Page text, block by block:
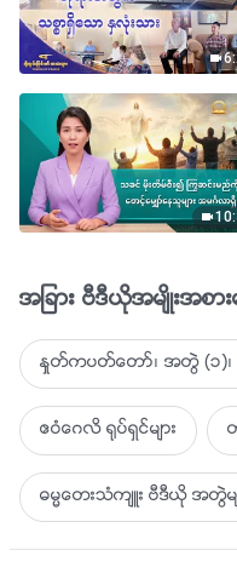
အျခား ဗီဒီယိုအမ်ိဳးအစား
ႏႈတ္ကပတ္ေတာ္၊ အတြဲ (၁)၊
ဧဝံေဂလိ ႐ုပ္ရွင္မ်ား
ဓမၼေတးသံက်ဴး ဗီဒီယို အတြဲမ်